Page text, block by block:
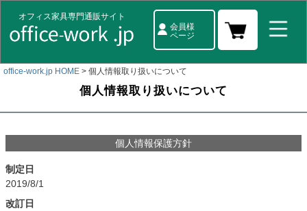
オフィス家具専門通販サイト
会員様
ページ
office-work.jp HOME 個人情報取り扱いについて
個人情報取り扱いについて
個人情報保護方針
制定日
2019/8/1
改訂日